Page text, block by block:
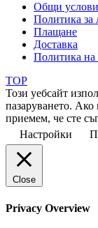
Общи
Политика за
Плащане
Доставка
Политика
TOP
Този уебсайт
пазаруването.
приемем, че сте
Настройки
Close
Privacy Overview